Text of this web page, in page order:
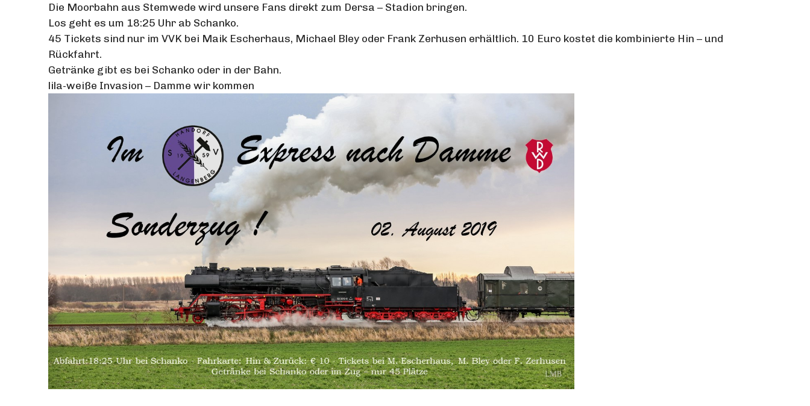
Die Moorbahn aus Stemwede wird unsere Fans direkt zum Dersa – Stadion bringen.
Los geht es um 18:25 Uhr ab Schanko.
45 Tickets sind nur im VVK bei Maik Escherhaus, Michael Bley oder Frank Zerhusen erhältlich. 10 Euro kostet die kombinierte Hin – und
Rückfahrt.
Getränke gibt es bei Schanko oder in der Bahn.
lila-weiße Invasion – Damme wir kommen